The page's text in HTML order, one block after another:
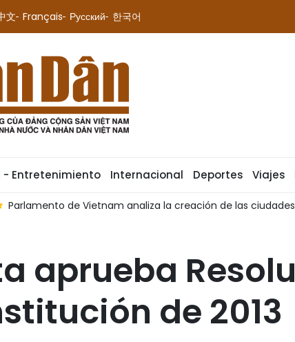
文 Français Русский 한국어
- Entretenimiento Internacional Deportes Viajes
de Vietnam analiza la creación de las ciudades de
aprueba
de 2013